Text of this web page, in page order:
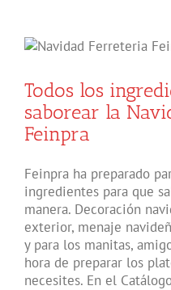
Todos los
saborear la
Feinpra
Feinpra ha preparado
ingredientes para que
manera. Decoración
exterior, menaje
y para los manitas,
hora de preparar los
necesites. En el